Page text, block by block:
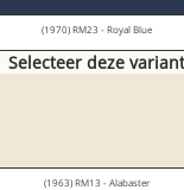
(1970) RM23 - Royal Blue
Selecteer deze variant
(1963) RM13 - Alabaster